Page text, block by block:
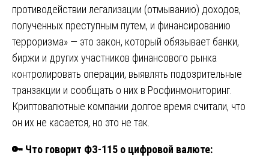
противодействии легализации (отмыванию) доходов,
полученных преступным путем, и финансированию
терроризма» — это закон, который обязывает банки,
биржи и других участников финансового рынка
контролировать операции, выявлять подозрительные
транзакции и сообщать о них в Росфинмониторинг.
Криптовалютные компании долгое время считали, что
он их не касается, но это не так.
🔑 Что говорит ФЗ-115 о цифровой валюте: